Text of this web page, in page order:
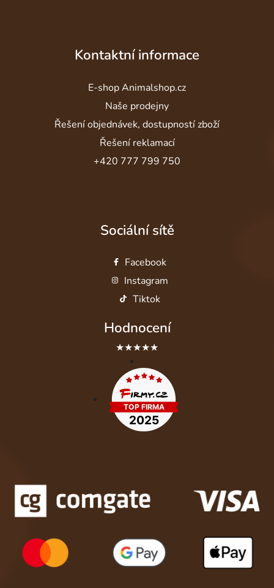
Kontaktní informace
E-shop Animalshop.cz
Naše prodejny
Řešení objednávek, dostupností zboží
Řešení reklamací
+420 777 799 750
Sociální sítě
Facebook
Instagram
Tiktok
Hodnocení
★★★★★